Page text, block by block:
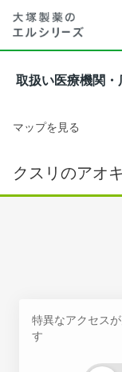
取扱い医療機関・
マップを見る
クスリのアオ
特異なアクセス
す